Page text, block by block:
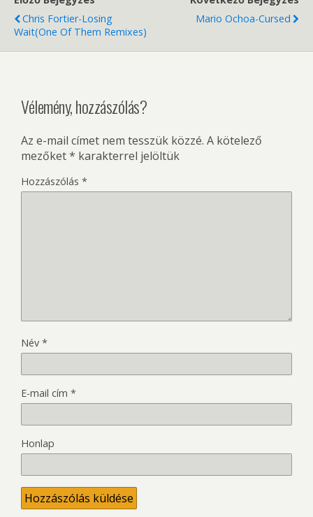
Chris Fortier-Losing
Wait(One Of Them Remixes)
Mario Ochoa-Cursed
Vélemény, hozzászólás?
Az e-mail címet nem tesszük közzé. A kötelező
mezőket* karakterrel jelöltük
Hozzászólás *
Név *
E-mail cím *
Honlap